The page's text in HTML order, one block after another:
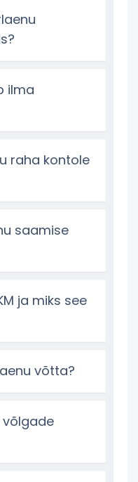
ilma
raha kontole
saamise
ja miks see
võtta?
võlgade